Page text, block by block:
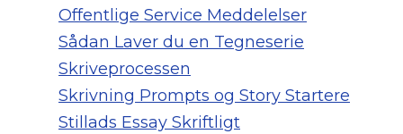
Offentlige Service Meddelelser
Sådan Laver du en Tegneserie
Skriveprocessen
Skrivning Prompts og Story Startere
Stillads Essay Skriftligt